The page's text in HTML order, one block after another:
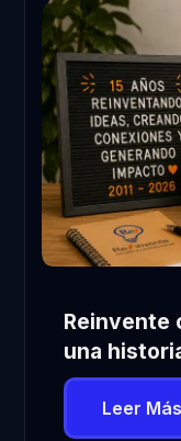
Reinvente
una
Leer Más